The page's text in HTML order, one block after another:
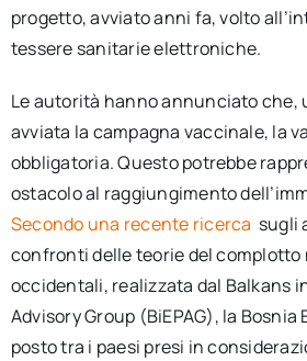
progetto, avviato anni fa, volto
tessere sanitarie elettroniche.
Le autorità hanno annunciato che,
avviata la campagna vaccinale, la
obbligatoria. Questo potrebbe
ostacolo al raggiungimento
Secondo una recente ricerca sugli
confronti delle teorie del complotto
occidentali, realizzata dal Balkans
Advisory Group (BiEPAG), la Bosnia
posto tra i paesi presi in